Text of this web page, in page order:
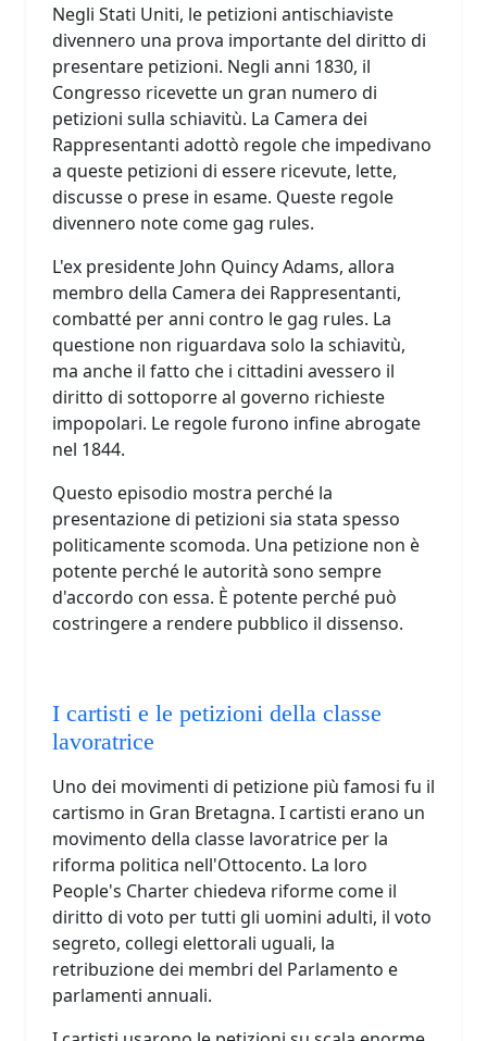
Negli Stati Uniti, le petizioni antischiaviste
divennero una prova importante del diritto di
presentare petizioni. Negli anni 1830, il
Congresso ricevette un gran numero di
petizioni sulla schiavitù. La Camera dei
Rappresentanti adottò regole che impedivano
a queste petizioni di essere ricevute, lette,
discusse o prese in esame. Queste regole
divennero note come gag rules.
L'ex presidente John Quincy Adams, allora
membro della Camera dei Rappresentanti,
combatté per anni contro le gag rules. La
questione non riguardava solo la schiavitù,
ma anche il fatto che i cittadini avessero il
diritto di sottoporre al governo richieste
impopolari. Le regole furono infine abrogate
nel 1844.
Questo episodio mostra perché la
presentazione di petizioni sia stata spesso
politicamente scomoda. Una petizione non è
potente perché le autorità sono sempre
d'accordo con essa. È potente perché può
costringere a rendere pubblico il dissenso.
I cartisti e le petizioni della classe
lavoratrice
Uno dei movimenti di petizione più famosi fu il
cartismo in Gran Bretagna. I cartisti erano un
movimento della classe lavoratrice per la
riforma politica nell'Ottocento. La loro
People's Charter chiedeva riforme come il
diritto di voto per tutti gli uomini adulti, il voto
segreto, collegi elettorali uguali, la
retribuzione dei membri del Parlamento e
parlamenti annuali.